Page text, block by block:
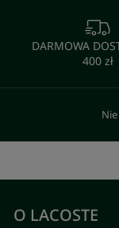
DARMOWA
400 zł
O LACOSTE